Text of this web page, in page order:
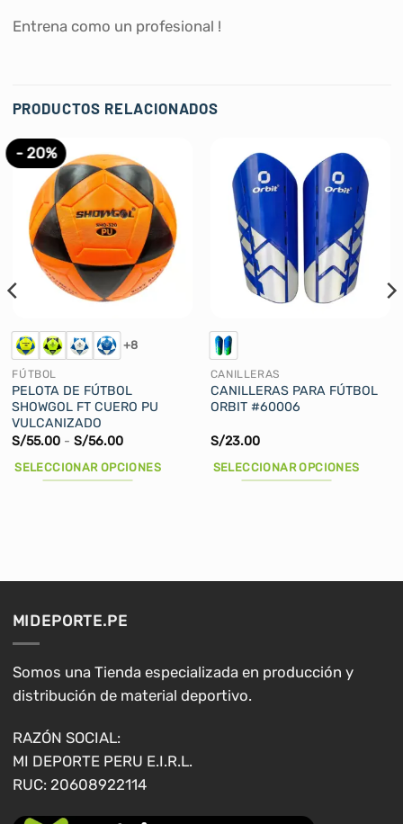
Entrena como un profesional !
PRODUCTOS RELACIONADOS
- 20%
+8
FÚTBOL
PELOTA DE FÚTBOL
SHOWGOL FT CUERO PU
VULCANIZADO
S/55.00 - S/56.00Rango
precios:
desde
SELECCIONAR OPCIONES
se
pueden
elegir
en
página
de
producto
CANILLERAS
CANILLERAS PARA FÚTBOL
ORBIT #60006
S/23.00
SELECCIONAR OPCIONES
elegir
en
MIDEPORTE.PE
Somos una Tienda especializada en producción y
distribución de material deportivo.
RAZÓN SOCIAL:
MI DEPORTE PERU E.I.R.L.
RUC: 20608922114